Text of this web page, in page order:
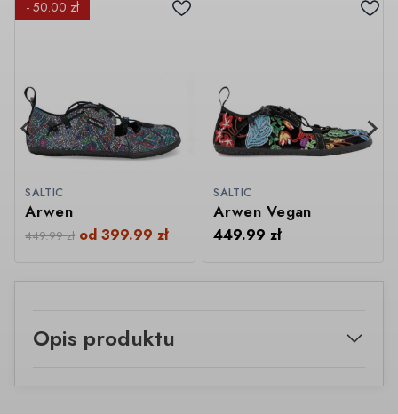
- 50.00 zł
SALTIC
Arwen
449.99zł od399.99zł
SALTIC
Arwen Vegan
449.99zł
Opis produktu